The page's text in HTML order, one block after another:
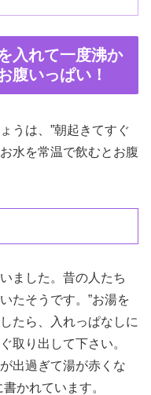
入れて一度沸か
腹いっぱい！
うは、”朝起きてすぐ
水を常温で飲むとお腹
ました。昔の人たち
たそうです。”お湯を
たら、入れっぱなしに
取り出して下さい。
出過ぎて湯が赤くな
かれています。